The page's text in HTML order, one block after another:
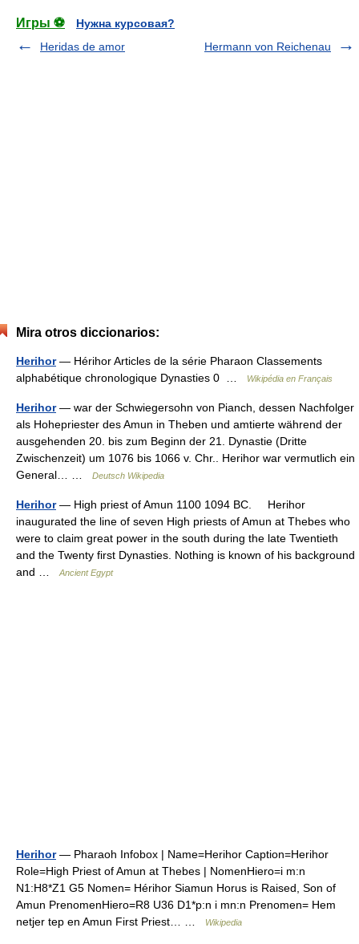
Игры ⚽
Нужна курсовая?
Heridas de amor
Hermann von Reichenau
Mira otros diccionarios:
Herihor— Hérihor Articles de la série Pharaon Classements
alphabétique chronologique Dynasties 0 …
Wikipédia en Français
Herihor— war der Schwiegersohn von Pianch, dessen Nachfolger
als Hohepriester des Amun in Theben und amtierte während der
ausgehenden 20. bis zum Beginn der 21. Dynastie (Dritte
Zwischenzeit) um 1076 bis 1066 v. Chr.. Herihor war vermutlich ein
General… …
Deutsch Wikipedia
Herihor— High priest of Amun 1100 1094 BC. Herihor
inaugurated the line of seven High priests of Amun at Thebes who
were to claim great power in the south during the late Twentieth
and the Twenty first Dynasties. Nothing is known of his background
and …Ancient Egypt
Herihor— Pharaoh Infobox | Name=Herihor Caption=Herihor
Role=High Priest of Amun at Thebes | NomenHiero=i m:n
N1:H8*Z1 G5 Nomen= Hérihor Siamun Horus is Raised, Son of
Amun PrenomenHiero=R8 U36 D1*p:n i mn:n Prenomen= Hem
netjer tep en Amun First Priest… …
Wikipedia